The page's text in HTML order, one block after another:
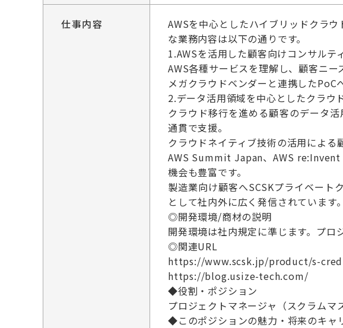
仕事内容
AWSを中心としたハイブリッドクラ
な業務内容は以下の通りです。
1.AWSを活用した顧客向けコンサルテ
AWS各種サービスを理解し、顧客ニ
メガクラウドベンダーと連携したPoC
2.データ活用領域を中心としたクラウ
クラウド移行を進める顧客のデータ
通貫で支援。
クラウドネイティブ技術の活用による
AWS Summit Japan、AWS re:Invent
機会も豊富です。
製造業向け顧客へSCSKプライベート
として社内外に広く発信されています。
◎開発環境/商材の説明
開発環境は社内規定に準じます。プロ
◎関連URL
https://www.scsk.jp/product/s-
https://blog.usize-tech.com/
◆役割・ポジション
プロジェクトマネージャ（スクラムマ
◆このポジションの魅力・将来のキャ